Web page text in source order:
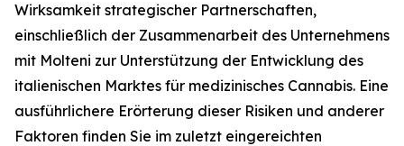
Wirksamkeit strategischer Partnerschaften,
einschließlich der Zusammenarbeit des Unternehmens
mit Molteni zur Unterstützung der Entwicklung des
italienischen Marktes für medizinisches Cannabis. Eine
ausführlichere Erörterung dieser Risiken und anderer
Faktoren finden Sie im zuletzt eingereichten